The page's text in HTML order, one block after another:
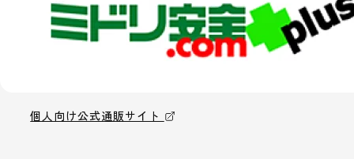
個人向け公式通販サイト